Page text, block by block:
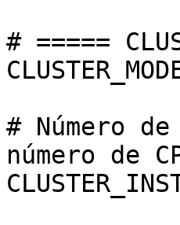
# =====
# Número
número de